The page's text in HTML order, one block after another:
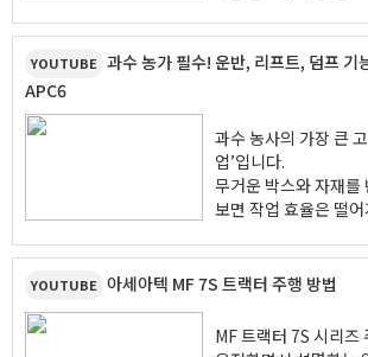
니다.
핵심은 'MOVE' 기술
게 따라갑니다. 덕분
을 최소화하고, 흙 혼
한 예취를 실현합니다.
YOUTUBE 과수 농가 필수! 운반, 리프트, 덤프 기
APC6
과수 농사의 가장 큰
업’입니다.
무거운 박스와 자재를
보면 작업 효율은 떨
이러한 농가의 현실적
위해
APC6를 소개합니다.
YOUTUBE 아세아텍 MF 7S 트랙터 주행 방법
MF 트랙터 7S 시리즈